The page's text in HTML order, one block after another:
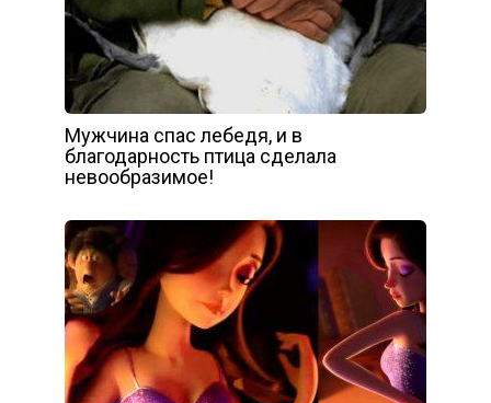
Мужчина спас лебедя, и в
благодарность птица сделала
невообразимое!